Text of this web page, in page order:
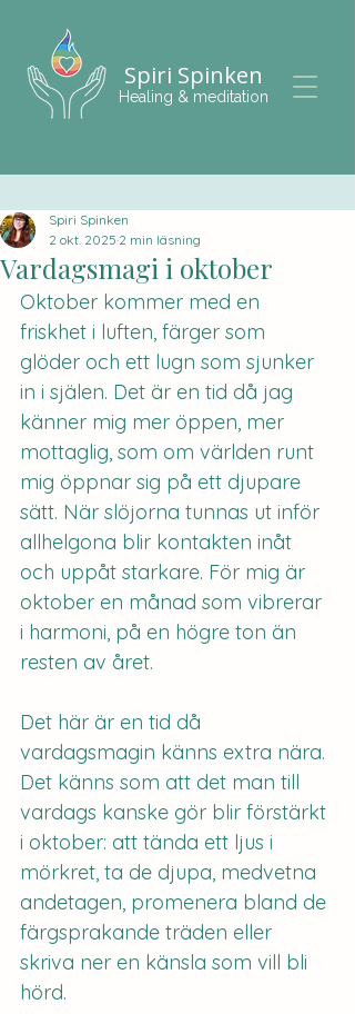
Spiri Spinken
Healing & meditation
Vardagsmagi i oktober
Spiri Spinken
2 okt. 2025 2 min läsning
Oktober kommer med en
friskhet i luften, färger som
glöder och ett lugn som sjunker
in i själen. Det är en tid då jag
känner mig mer öppen, mer
mottaglig, som om världen runt
mig öppnar sig på ett djupare
sätt. När slöjorna tunnas ut inför
allhelgona blir kontakten inåt
och uppåt starkare. För mig är
oktober en månad som vibrerar
i harmoni, på en högre ton än
resten av året.
Det här är en tid då
vardagsmagin känns extra nära.
Det känns som att det man till
vardags kanske gör blir förstärkt
i oktober: att tända ett ljus i
mörkret, ta de djupa, medvetna
andetagen, promenera bland de
färgsprakande träden eller
skriva ner en känsla som vill bli
hörd.